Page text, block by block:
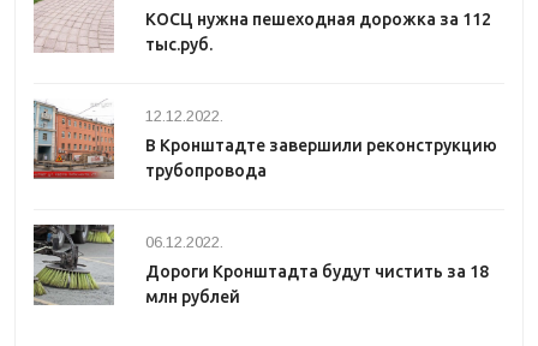
КОСЦ нужна пешеходная дорожка за 112
тыс.руб.
12.12.2022.
В Кронштадте завершили реконструкцию
трубопровода
06.12.2022.
Дороги Кронштадта будут чистить за 18
млн рублей